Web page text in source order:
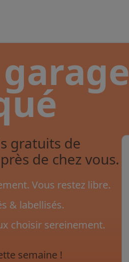
gratuits de
de chez vous.
Vous restez libre.
& labellisés.
choisir sereinement.
semaine !